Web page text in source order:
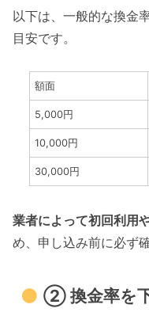
以下は、一般的な換金
目安です。
額面
5,000円
10,000円
30,000円
業者によって初回利用
め、申し込み前に必ず
② 換金率を